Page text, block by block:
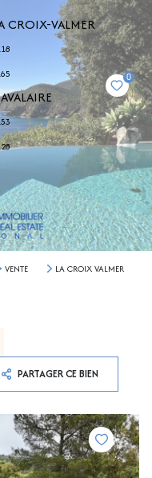
CROIX-VALMER
0
VENTE
LA CROIX VALMER
PARTAGER CE BIEN